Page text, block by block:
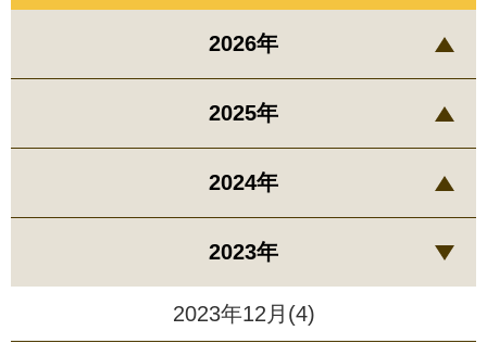
2026年
2025年
2024年
2023年
2023年12月(4)